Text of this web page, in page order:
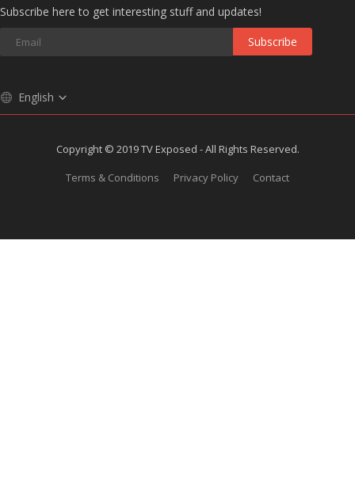
Subscribe here to get interesting stuff and updates!
Subscribe
English
Copyright © 2019 TV Exposed - All Rights Reserved.
Terms & Conditions
Privacy Policy Contact